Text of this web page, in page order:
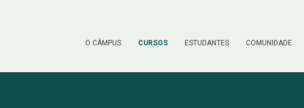
O CÂMPUS CURSOS ESTUDANTES COMUNIDADE